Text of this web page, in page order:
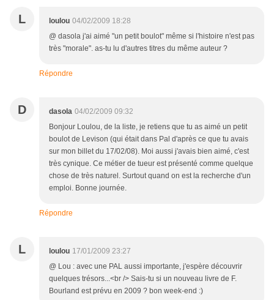
L loulou 04/02/2009 18:28
@ dasola j'ai aimé "un petit boulot" même si l'histoire n'est pas
très "morale". as-tu lu d'autres titres du même auteur ?
Répondre
D dasola 04/02/2009 09:32
Bonjour Loulou, de la liste, je retiens que tu as aimé un petit
boulot de Levison (qui était dans Pal d'après ce que tu avais
sur mon billet du 17/02/08). Moi aussi j'avais bien aimé, c'est
très cynique. Ce métier de tueur est présenté comme quelque
chose de très naturel. Surtout quand on est la recherche d'un
emploi. Bonne journée.
Répondre
L loulou 17/01/2009 23:27
@ Lou : avec une PAL aussi importante, j'espère découvrir
quelques trésors...<br /> Sais-tu si un nouveau livre de F.
Bourland est prévu en 2009 ? bon week-end :)